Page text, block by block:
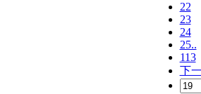
22
23
24
25..
113
下